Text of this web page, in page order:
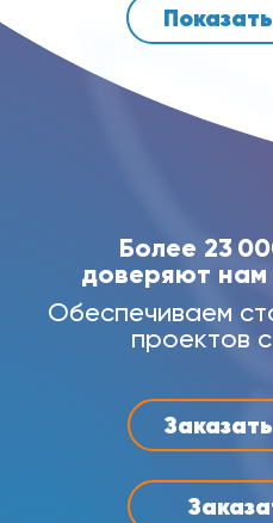
Более 23
доверяют
Обеспечиваем
проектов